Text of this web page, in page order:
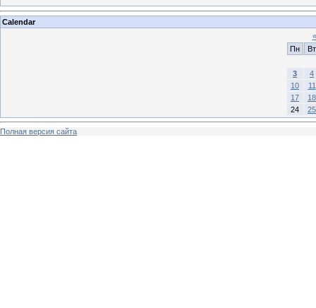
Calendar
«
Пн
Вт
3
4
10
11
17
18
24
25
Полная версия сайта